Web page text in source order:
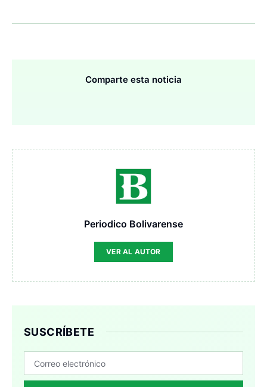
Comparte esta noticia
Periodico Bolivarense
VER AL AUTOR
SUSCRÍBETE